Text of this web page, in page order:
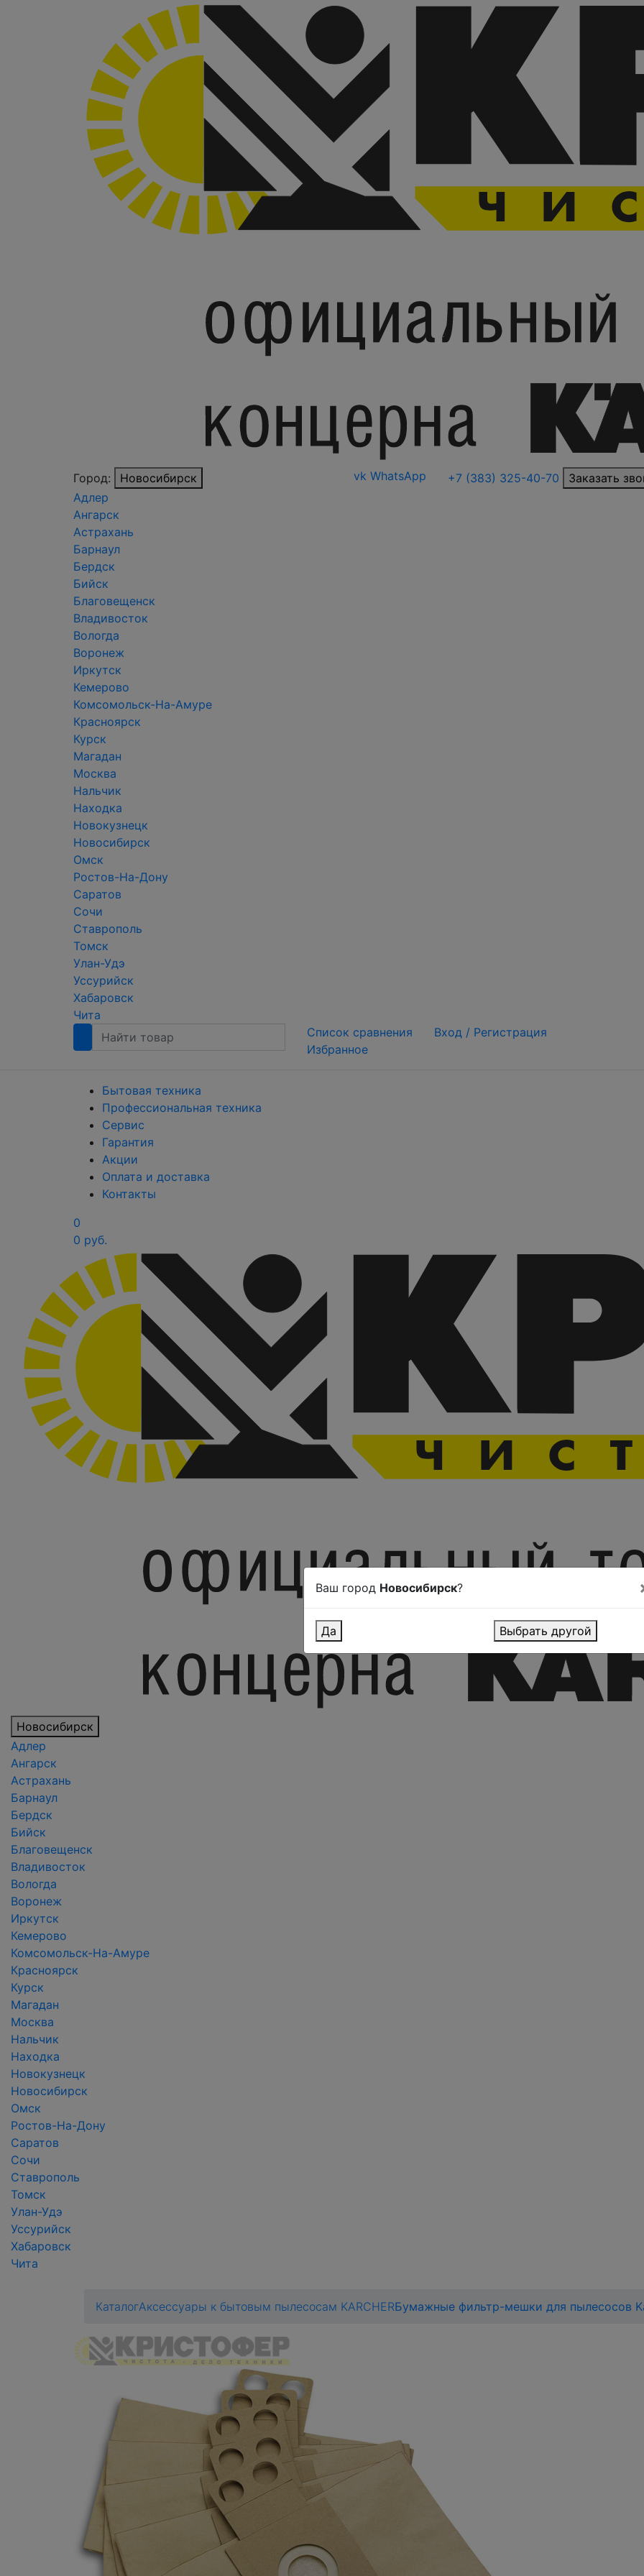
Город:
Новосибирск
Адлер
Ангарск
Астрахань
Барнаул
Бердск
Бийск
Благовещенск
Владивосток
Вологда
Воронеж
Иркутск
Кемерово
Комсомольск-На-Амуре
Красноярск
Курск
Магадан
Москва
Нальчик
Находка
Новокузнецк
Новосибирск
Омск
Ростов-На-Дону
Саратов
Сочи
Ставрополь
Томск
Улан-Удэ
Уссурийск
Хабаровск
Чита
vk WhatsApp +7 (383) 325-40-70 Заказать
Список сравнения
Избранное
Вход / Регистрация
Бытовая техника
Профессиональная техника
Сервис
Гарантия
Акции
Оплата и доставка
Контакты
0
0 руб.
Новосибирск
Адлер
Ангарск
Астрахань
Барнаул
Бердск
Бийск
Благовещенск
Владивосток
Вологда
Воронеж
Иркутск
Кемерово
Комсомольск-На-Амуре
Красноярск
Курск
Магадан
Москва
Нальчик
Находка
Новокузнецк
Новосибирск
Омск
Ростов-На-Дону
Саратов
Сочи
Ставрополь
Томск
Улан-Удэ
Уссурийск
Хабаровск
Чита
КаталогАксессуары к бытовым пылесосам KARCHERБумажные фильтр-мешки для пылесосов
Ваш город Новосибирск?
Да Выбрать другой